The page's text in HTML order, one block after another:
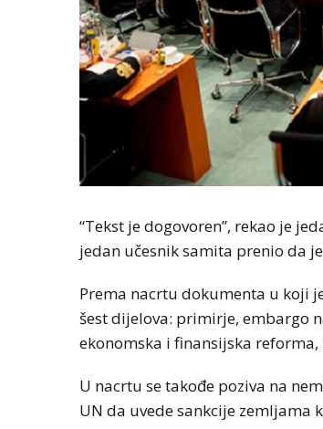
“Tekst je dogovoren”, rekao je
jedan učesnik samita prenio da
Prema nacrtu dokumenta u koji
šest dijelova: primirje, embargo
ekonomska i finansijska
U nacrtu se takođe poziva na
UN da uvede sankcije zemljama